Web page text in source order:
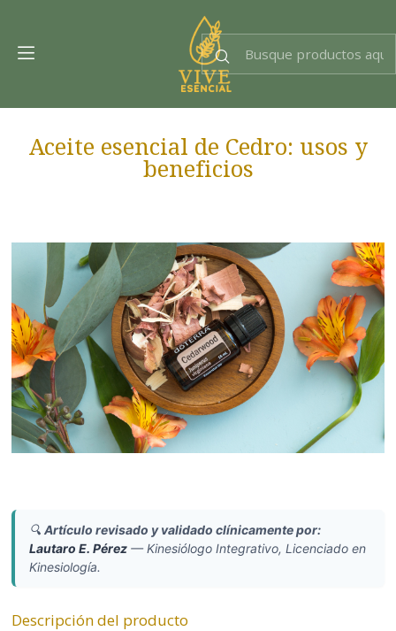
Aceite esencial de Cedro: usos y
beneficios
🔍 Artículo revisado y validado clínicamente por:
Lautaro E. Pérez—Kinesiólogo Integrativo, Licenciado en
Kinesiología.
Descripción del producto
Dra. EsencIAl
Experta en bienestar